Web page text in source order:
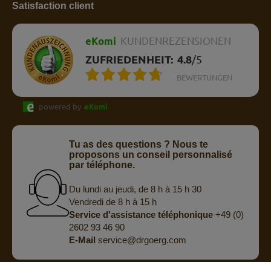
Satisfaction client
eKomi KUNDENREZENSIONEN
ZUFRIEDENHEIT: 4.8/5
BEWERTUNGEN
powered by eKomi
Tu as des questions ? Nous te
proposons un conseil personnalisé
par téléphone.
Du lundi au jeudi, de 8 h à 15 h 30
Vendredi de 8 h à 15 h
Service d'assistance téléphonique+49 (0)
2602 93 46 90
E-Mail service@drgoerg.com